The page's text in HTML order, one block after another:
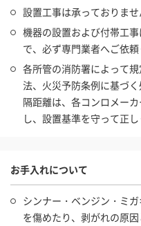
設置工事は承っておりま
機器の設置および付帯工
で、必ず専門業者へご依頼
各所管の消防署によって
法、火災予防条例に基づ
隔距離は、各コンロメー
し、設置基準を守って正し
お手入れについて
シンナー・ベンジン・ミ
を傷めたり、剥がれの原